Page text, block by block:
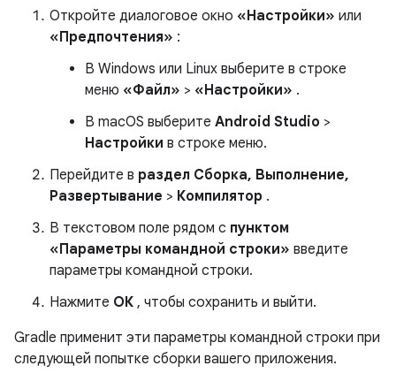
Откройте диалоговое окно «Настройки» или
«Предпочтения» :
В Windows или Linux выберите в строке
меню «Файл» > «Настройки» .
В macOS выберите Android Studio >
Настройки в строке меню.
Перейдите в раздел Сборка, Выполнение,
Развертывание > Компилятор .
В текстовом поле рядом с пунктом
«Параметры командной строки» введите
параметры командной строки.
Нажмите ОК , чтобы сохранить и выйти.
Gradle применит эти параметры командной строки при
следующей попытке сборки вашего приложения.